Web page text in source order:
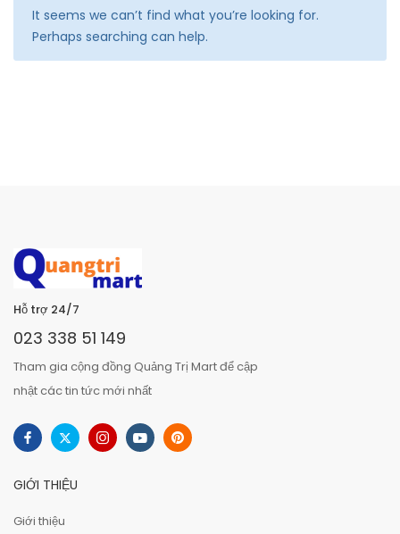
It seems we can’t find what you’re looking for.
Perhaps searching can help.
Hỗ trợ 24/7
023 338 51 149
Tham gia cộng đồng Quảng Trị Mart để cập
nhật các tin tức mới nhất
GIỚI THIỆU
Giới thiệu